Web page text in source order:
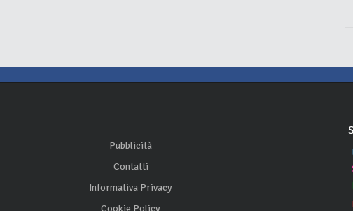
Pubblicità
Contatti
Informativa Privacy
Cookie Policy